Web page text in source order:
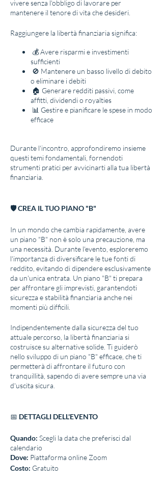
vivere senza l'obbligo di lavorare per
mantenere il tenore di vita che desideri.
Raggiungere la libertà finanziaria significa:
💰 Avere risparmi e investimenti
sufficienti
🚫 Mantenere un basso livello di debito
o eliminare i debiti
🏠 Generare redditi passivi, come
affitti, dividendi o royalties
📊 Gestire e pianificare le spese in modo
efficace
Durante l'incontro, approfondiremo insieme
questi temi fondamentali, fornendoti
strumenti pratici per avvicinarti alla tua libertà
finanziaria.
🛡 CREA IL TUO PIANO "B"
In un mondo che cambia rapidamente, avere
un piano "B" non è solo una precauzione, ma
una necessità. Durante l'evento, esploreremo
l'importanza di diversificare le tue fonti di
reddito, evitando di dipendere esclusivamente
da un'unica entrata. Un piano "B" ti prepara
per affrontare gli imprevisti, garantendoti
sicurezza e stabilità finanziaria anche nei
momenti più difficili.
Indipendentemente dalla sicurezza del tuo
attuale percorso, la libertà finanziaria si
costruisce su alternative solide. Ti guiderò
nello sviluppo di un piano "B" efficace, che ti
permetterà di affrontare il futuro con
tranquillità, sapendo di avere sempre una via
d'uscita sicura.
📅 DETTAGLI DELL'EVENTO
Quando: Scegli la data che preferisci dal
calendario
Dove: Piattaforma online Zoom
Costo: Gratuito